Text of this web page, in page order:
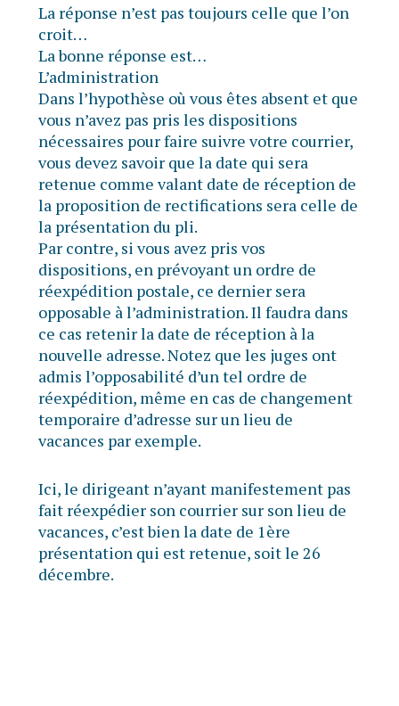
La réponse n’est pas toujours celle que l’on
croit…
La bonne réponse est…
L’administration
Dans l’hypothèse où vous êtes absent et que
vous n’avez pas pris les dispositions
nécessaires pour faire suivre votre courrier,
vous devez savoir que la date qui sera
retenue comme valant date de réception de
la proposition de rectifications sera celle de
la présentation du pli.
Par contre, si vous avez pris vos
dispositions, en prévoyant un ordre de
réexpédition postale, ce dernier sera
opposable à l’administration. Il faudra dans
ce cas retenir la date de réception à la
nouvelle adresse. Notez que les juges ont
admis l’opposabilité d’un tel ordre de
réexpédition, même en cas de changement
temporaire d’adresse sur un lieu de
vacances par exemple.
Ici, le dirigeant n’ayant manifestement pas
fait réexpédier son courrier sur son lieu de
vacances, c’est bien la date de 1ère
présentation qui est retenue, soit le 26
décembre.